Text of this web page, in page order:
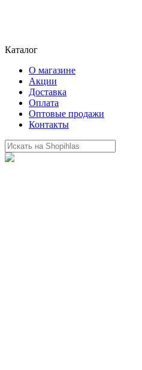
Каталог
О магазине
Акции
Доставка
Оплата
Оптовые продажи
Контакты